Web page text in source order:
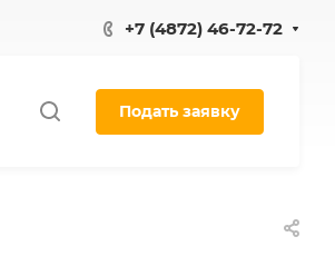
+7 (4872) 46-72-72
Подать заявку